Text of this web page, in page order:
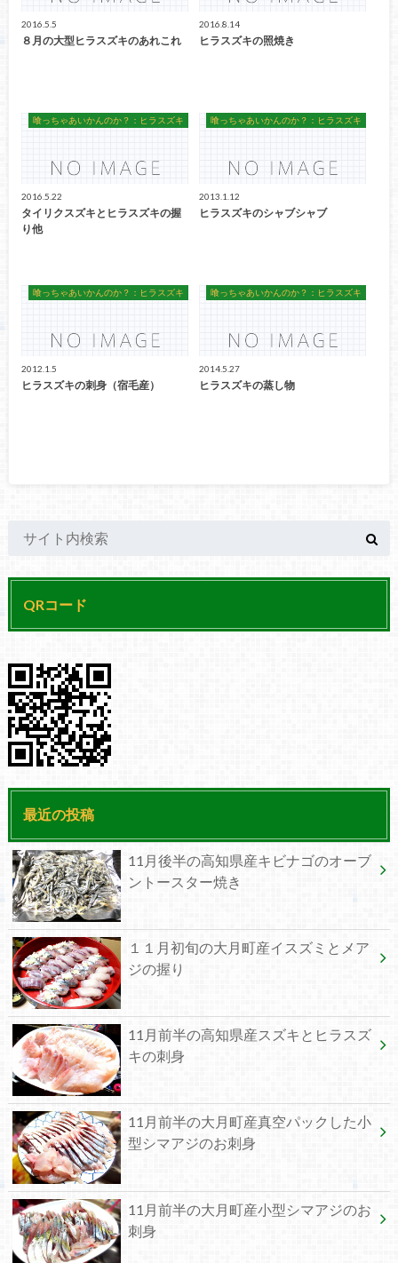
2016.5.5
８月の大型ヒラスズキのあれこれ
2016.8.14
ヒラスズキの照焼き
喰っちゃあいかんのか？：ヒラスズキ
2016.5.22
タイリクスズキとヒラスズキの握
り他
喰っちゃあいかんのか？：ヒラスズキ
2013.1.12
ヒラスズキのシャブシャブ
喰っちゃあいかんのか？：ヒラスズキ
2012.1.5
ヒラスズキの刺身（宿毛産）
喰っちゃあいかんのか？：ヒラスズキ
2014.5.27
ヒラスズキの蒸し物
QRコード
最近の投稿
11月後半の高知県産キビナゴのオーブ
ントースター焼き
１１月初旬の大月町産イスズミとメア
ジの握り
11月前半の高知県産スズキとヒラスズ
キの刺身
11月前半の大月町産真空パックした小
型シマアジのお刺身
11月前半の大月町産小型シマアジのお
刺身